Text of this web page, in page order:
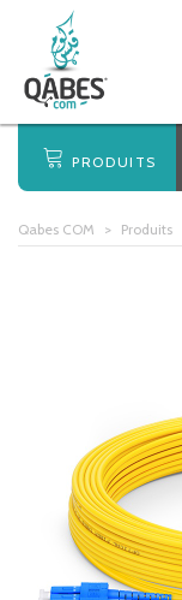
PRODUITS
Qabes COM > Produits